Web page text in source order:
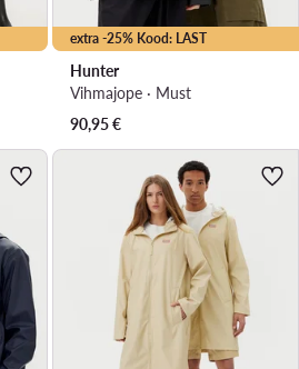
extra -25% Kood: LAST
Hunter
Vihmajope · Must
90,95€